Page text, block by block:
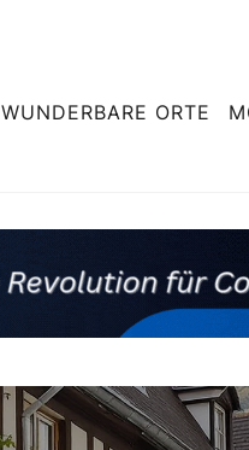
WUNDERBARE ORTE